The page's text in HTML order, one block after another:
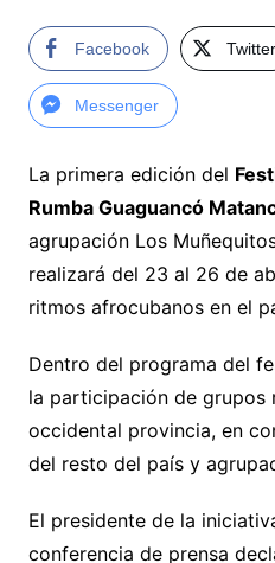
Facebook Twitter
Messenger
La primera edición del
Rumba Guaguancó
agrupación Los
realizará del 23 al 26 de
ritmos afrocubanos en el
Dentro del programa del
la participación de grupos
occidental provincia, en
del resto del país y
El presidente de la
conferencia de prensa